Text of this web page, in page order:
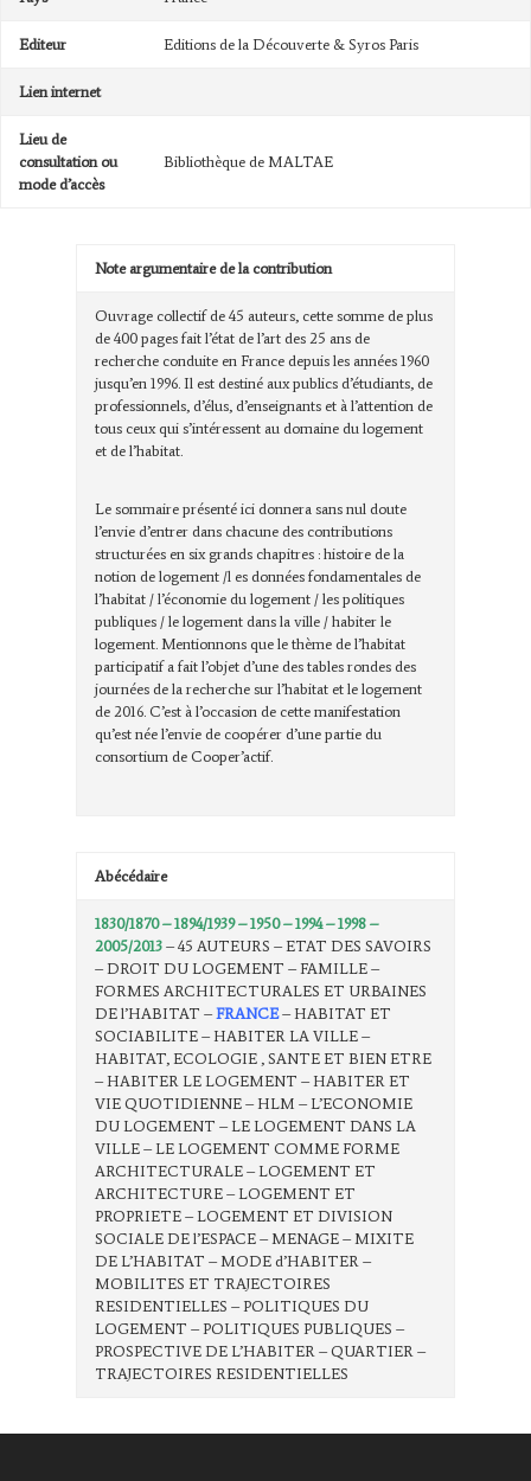
Editeur Editions de la Découverte & Syros Paris
Lien internet
Lieu de
consultation ou
mode d’accès
Bibliothèque de MALTAE
Note argumentaire de la contribution
Ouvrage collectif de 45 auteurs, cette somme de plus
de 400 pages fait l’état de l’art des 25 ans de
recherche conduite en France depuis les années 1960
jusqu’en 1996. Il est destiné aux publics d’étudiants, de
professionnels, d’élus, d’enseignants et à l’attention de
tous ceux qui s’intéressent au domaine du logement
et de l’habitat.
Le sommaire présenté ici donnera sans nul doute
l’envie d’entrer dans chacune des contributions
structurées en six grands chapitres : histoire de la
notion de logement /l es données fondamentales de
l’habitat / l’économie du logement / les politiques
publiques / le logement dans la ville / habiter le
logement. Mentionnons que le thème de l’habitat
participatif a fait l’objet d’une des tables rondes des
journées de la recherche sur l’habitat et le logement
de 2016. C’est à l’occasion de cette manifestation
qu’est née l’envie de coopérer d’une partie du
consortium de Cooper’actif.
Abécédaire
1830/1870 – 1894/1939 – 1950 – 1994 – 1998 –
2005/2013 – 45 AUTEURS – ETAT DES SAVOIRS
– DROIT DU LOGEMENT – FAMILLE –
FORMES ARCHITECTURALES ET URBAINES
DE l’HABITAT –FRANCE – HABITAT ET
SOCIABILITE – HABITER LA VILLE –
HABITAT, ECOLOGIE , SANTE ET BIEN ETRE
– HABITER LE LOGEMENT – HABITER ET
VIE QUOTIDIENNE – HLM – L’ECONOMIE
DU LOGEMENT – LE LOGEMENT DANS LA
VILLE – LE LOGEMENT COMME FORME
ARCHITECTURALE – LOGEMENT ET
ARCHITECTURE – LOGEMENT ET
PROPRIETE – LOGEMENT ET DIVISION
SOCIALE DE l’ESPACE – MENAGE – MIXITE
DE L’HABITAT – MODE d’HABITER –
MOBILITES ET TRAJECTOIRES
RESIDENTIELLES – POLITIQUES DU
LOGEMENT – POLITIQUES PUBLIQUES –
PROSPECTIVE DE L’HABITER – QUARTIER –
TRAJECTOIRES RESIDENTIELLES